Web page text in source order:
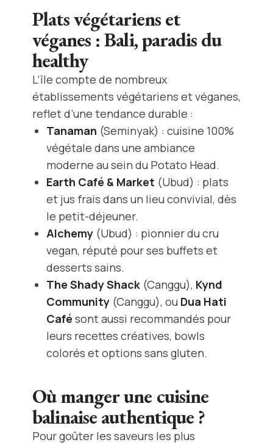
Plats végétariens et
véganes : Bali, paradis du
healthy
L’île compte de nombreux
établissements végétariens et véganes,
reflet d’une tendance durable :
Tanaman (Seminyak) : cuisine 100%
végétale dans une ambiance
moderne au sein du Potato Head.
Earth Café & Market (Ubud) : plats
et jus frais dans un lieu convivial, dès
le petit-déjeuner.
Alchemy(Ubud) : pionnier du cru
vegan, réputé pour ses buffets et
desserts sains.
The Shady Shack(Canggu), Kynd
Community(Canggu), ou Dua Hati
Café sont aussi recommandés pour
leurs recettes créatives, bowls
colorés et options sans gluten.
Où manger une cuisine
balinaise authentique ?
Pour goûter les saveurs les plus